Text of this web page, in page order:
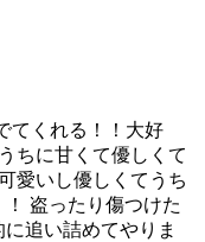
てくれる！！大好
ちに甘くて優しくて
愛いし優しくてうち
盗ったり傷つけた
追い詰めてやりま